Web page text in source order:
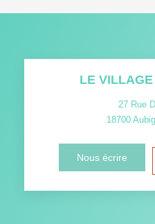
LE
27 Rue
18700
Nous écrire